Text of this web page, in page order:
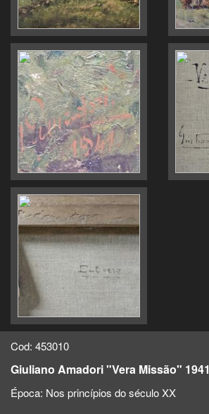
Cod: 453010
Giuliano Amadori "Vera Missão" 1941
Época: Nos princípios do século XX